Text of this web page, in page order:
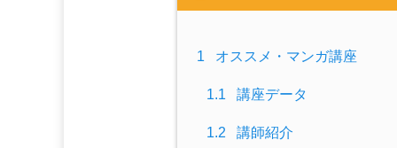
1 オススメ・マンガ講座
1.1 講座データ
1.2 講師紹介